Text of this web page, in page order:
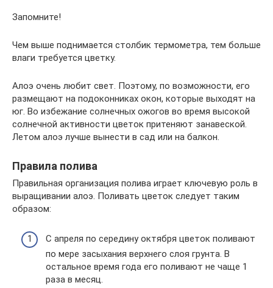
Запомните!
Чем выше поднимается столбик термометра, тем больше
влаги требуется цветку.
Алоэ очень любит свет. Поэтому, по возможности, его
размещают на подоконниках окон, которые выходят на
юг. Во избежание солнечных ожогов во время высокой
солнечной активности цветок притеняют занавеской.
Летом алоэ лучше вынести в сад или на балкон.
Правила полива
Правильная организация полива играет ключевую роль в
выращивании алоэ. Поливать цветок следует таким
образом:
С апреля по середину октября цветок поливают
по мере засыхания верхнего слоя грунта. В
остальное время года его поливают не чаще 1
раза в месяц.